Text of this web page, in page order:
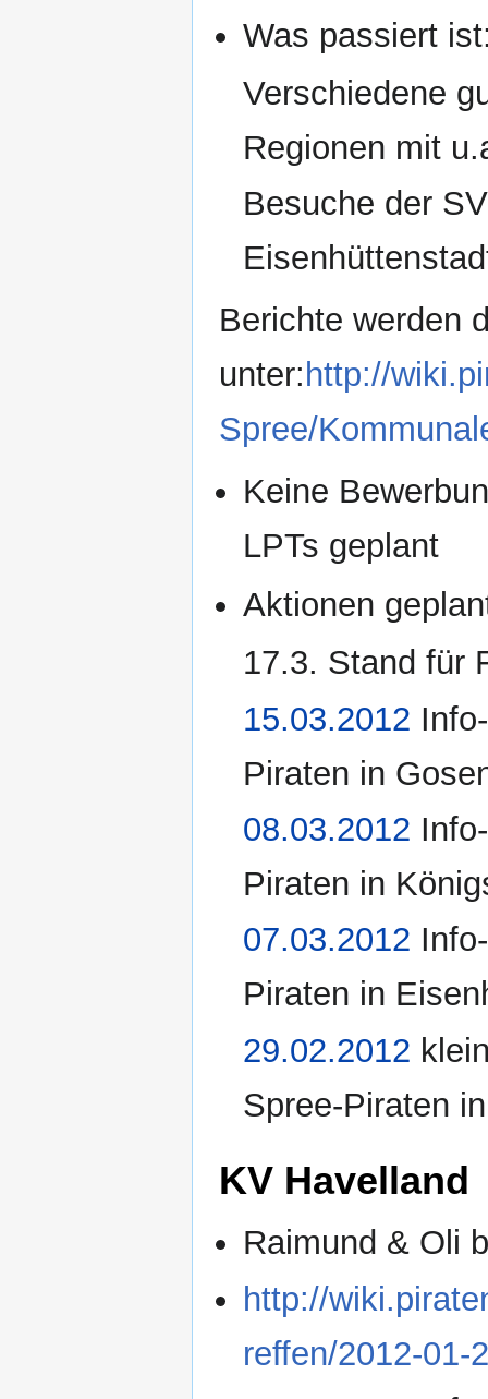
Was passiert
Verschiedene
Regionen mit
Besuche der
Berichte werden
unter: http://
Spree/
Keine
LPTs geplant
Aktionen
17.3. Stand für
15.03.2012
Piraten in
08.03.2012
Piraten in
07.03.2012
Piraten in
29.02.2012
Spree-Piraten
KV Havelland
Raimund & Oli
http://
reffen/2012-01-